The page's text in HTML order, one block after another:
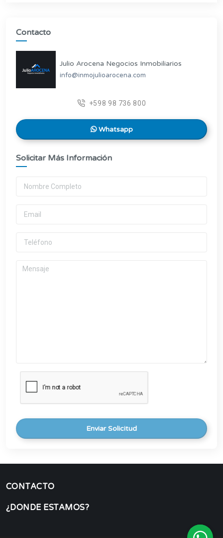
Contacto
Julio Arocena Negocios Inmobiliarios
info@inmojulioarocena.com
+598 98 736 800
Whatsapp
Solicitar Más Información
Enviar Solicitud
CONTACTO
¿DONDE ESTAMOS?